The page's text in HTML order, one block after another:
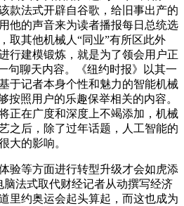
款法式开辟自谷歌，给旧事出产的
他的声音来为读者播报每日总统选
取其他机械人“同业”有所区此外
行建模锻炼，就是为了领会用户正
句聊天内容。《纽约时报》以其一
于记者本身个性和魅力的智能机械
按照用户的乐趣保举相关的内容。
正在广度和深度上不竭添加，机械
之后，除了过年话题，人工智能的
大的影响。
等方面进行转型升级才会如虎添
脑法式取代财经记者从动撰写经济
里约奥运会起头算起，而这也成为